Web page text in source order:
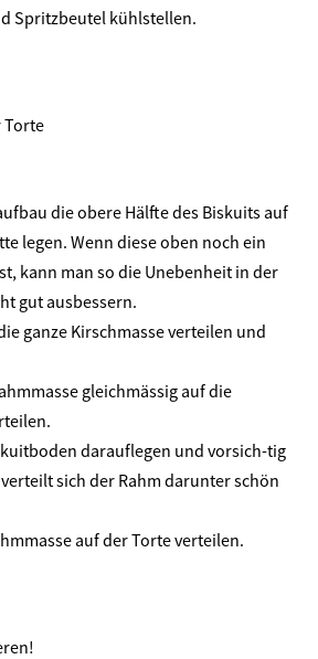
Spritzbeutel kühlstellen.
Torte
die obere Hälfte des Biskuits auf
legen. Wenn diese oben noch ein
kann man so die Unebenheit in der
gut ausbessern.
ganze Kirschmasse verteilen und
gleichmässig auf die
darauflegen und vorsich-tig
sich der Rahm darunter schön
auf der Torte verteilen.